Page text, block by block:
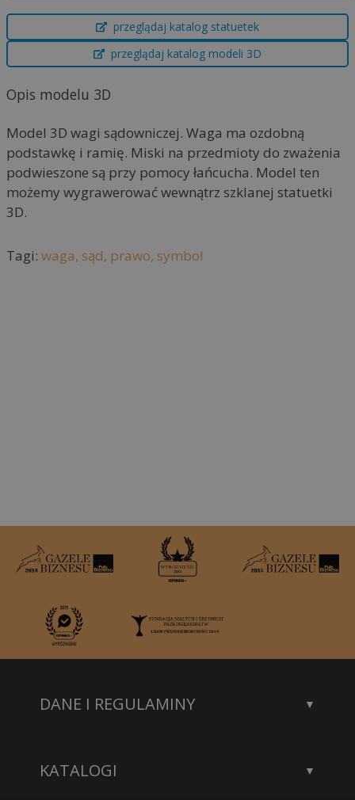
A
t
e
r
a
t
i
v
e
przeglądaj katalog statuetek
przeglądaj katalog modeli 3D
Opis modelu 3D
Model 3D wagi sądowniczej. Waga ma ozdobną
podstawkę i ramię. Miski na przedmioty do zważenia
podwieszone są przy pomocy łańcucha. Model ten
możemy wygrawerować wewnątrz szklanej statuetki
3D.
Tagi: waga, sąd, prawo, symbol
DANE I REGULAMINY
Polityka prywatności
KATALOGI